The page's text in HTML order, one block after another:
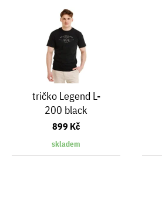
tričko Legend L-
200 black
899 Kč
skladem